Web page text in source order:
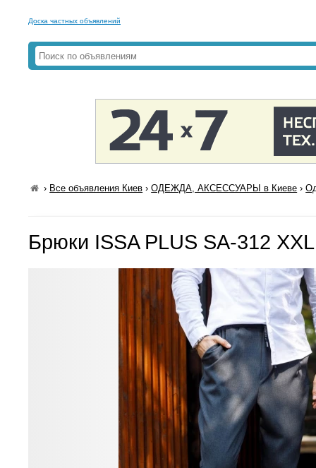
Доска частных объявлений
› Все объявления Киев ›ОДЕЖДА, АКСЕССУАРЫ в Киеве ›
Брюки ISSA PLUS SA-312